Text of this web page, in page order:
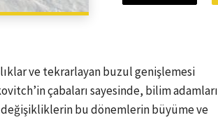
ve tekrarlayan buzul genişlemesi
çabaları sayesinde, bilim adamları
bu dönemlerin büyüme ve